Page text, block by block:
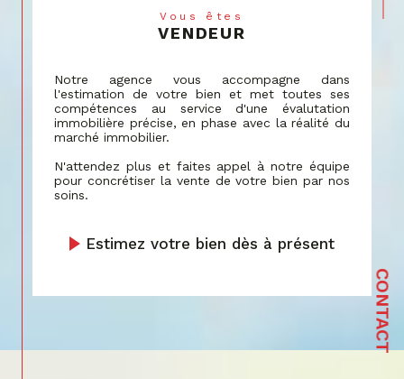
CONTACT
par une assistance personnalisée dans la
recherche de votre lieu de vie idéal,
votre budget.
Estimation
Notre service d'estimation tire parti de
décennies d'expérience et de données de
marché actualisées.
reflétant sa vraie valeur sur le marché actuel,
Notre expérience en tant que syndic de
Vous êtes
VENDEUR
Notre agence vous accompagne dans
l'estimation de votre bien et met toutes ses
compétences au service d'une évalutation
immobilière précise, en phase avec la réalité du
marché immobilier.
N'attendez plus et faites appel à notre équipe
pour concrétiser la vente de votre bien par nos
soins.
Estimez votre bien dès à présent